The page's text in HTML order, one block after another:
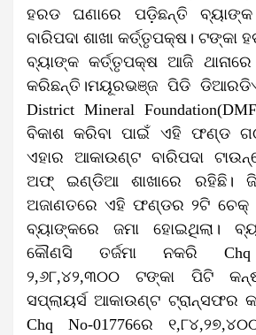
ହରଡ ଘଣାରେ ପଡ଼ିଛନ୍ତି
ବାରିପଦା ଶାଖା କର୍ତ୍ତୃପକ୍ଷ। ଟଙ୍କା
ବ୍ୟାଙ୍କ କର୍ତ୍ତୃପକ୍ଷ ଆଜି
କରିଛନ୍ତି।ମୟୂରଭଞ୍ଜ ପିଡି
District Mineral
ବିକାଶ କରିବା ପାଇଁ ଏହି ଫଣ୍ଡ
ଏହାର ଆକାଉଣ୍ଟ ବାରିପଦା
ଅଫ୍‌ ଇଣ୍ଡିଆ ଶାଖାରେ ରହିଛି।
ଅଜାଣତରେ ଏହି ଫଣ୍ଡର ୨ଟି ଚେକ୍‌
ବ୍ୟାଙ୍କରେ ଜମା ହୋଇଥିଲା।
କୌଣସି ତର୍ଜମା ନକରି Chq
୨,୬୮,୪୨,୩୦୦ ଟଙ୍କା ପିଟି
ସପ୍ଲାୟର୍ସ ଆକାଉଣ୍ଟ ଟ୍ରାନ୍ସଫର
Chq No-01776ରେ